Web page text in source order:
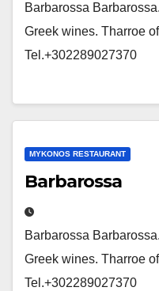
Barbarossa
Greek wines. Tharroe
Tel.+302289027370
MYKONOS RESTAURANT
Barbarossa
Barbarossa
Greek wines. Tharroe
Tel.+302289027370